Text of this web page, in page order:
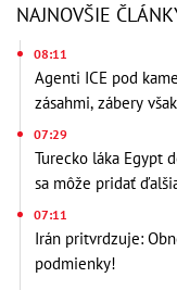
NAJNOVŠIE
08:11
Agenti ICE pod
zásahmi, zábery
07:29
Turecko láka Egypt
sa môže pridať
07:11
Irán pritvrdzuje:
podmienky!